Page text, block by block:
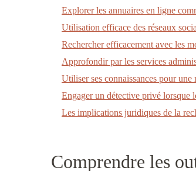
Explorer les annuaires en ligne
Utilisation efficace des réseaux
Rechercher efficacement avec les
Approfondir par les services
Utiliser ses connaissances pour une
Engager un détective privé lorsque
Les implications juridiques de la
Comprendre les